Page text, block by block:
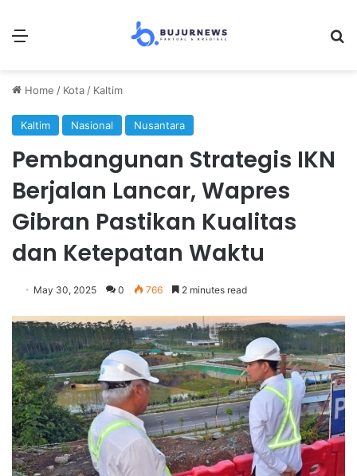
Menu
Home / Kota / Kaltim
Kaltim Nasional Nusantara
Pembangunan Strategis IKN
Berjalan Lancar, Wapres
Gibran Pastikan Kualitas
dan Ketepatan Waktu
May 30, 2025 0 766 2 minutes read